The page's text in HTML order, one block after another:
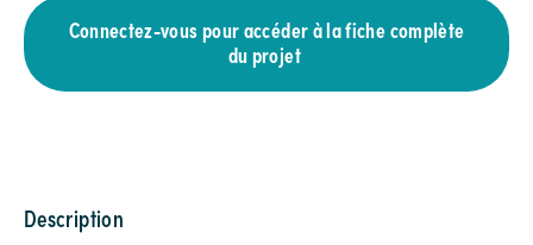
Connectez-vous pour accéder à la fiche complète
du projet
Description